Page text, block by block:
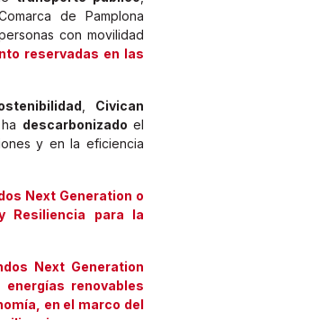
de Pamplona
con movilidad
reservadas en las
Civican
descarbonizado el
y en la eficiencia
Next Generation o
Resiliencia para la
Next Generation
renovables
en el marco del